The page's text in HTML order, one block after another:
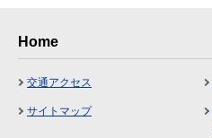
Home
交通アクセス
サイトマップ